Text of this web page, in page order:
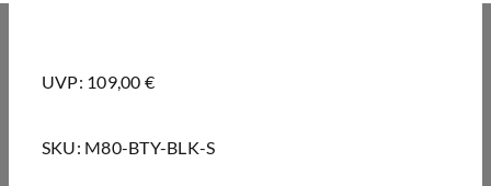
UVP: 109,00 €
SKU: M80-BTY-BLK-S